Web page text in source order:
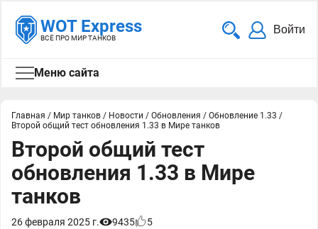
WOT Express
ВСЁ ПРО МИР ТАНКОВ
Войти
Меню сайта
Главная / Мир танков / Новости / Обновления / Обновление 1.33 /
Второй общий тест обновления 1.33 в Мире танков
Второй общий тест
обновления 1.33 в Мире
танков
26 февраля 2025 г. 9435 5